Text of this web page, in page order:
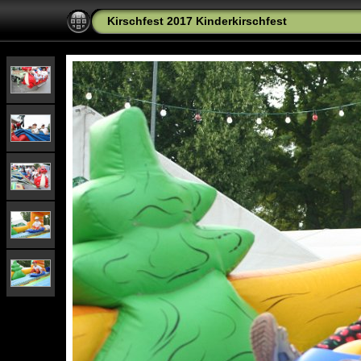
Kirschfest 2017 Kinderkirschfest